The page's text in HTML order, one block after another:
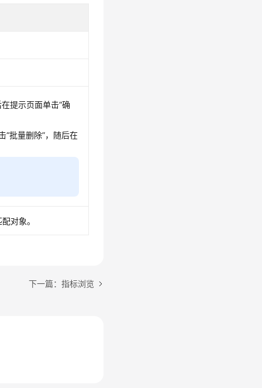
提示页面单击“确
“批量删除”，随后在
对象。
下一篇：指标浏览